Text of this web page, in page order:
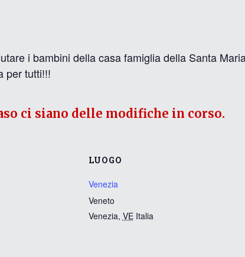
i bambini della casa famiglia della Santa
per tutti!!!
LUOGO
Venezia
Veneto
Venezia, VE Italia
ci siano delle modifiche in corso.